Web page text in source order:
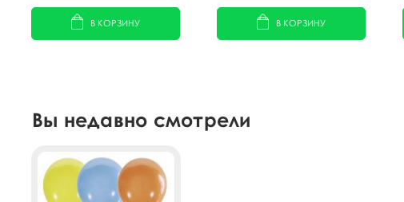
В КОРЗИНУ В КОРЗИНУ
Вы недавно смотрели